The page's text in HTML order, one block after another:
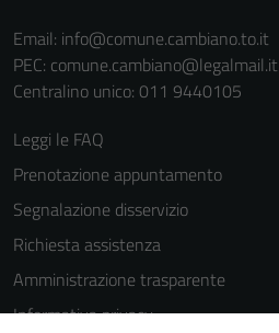
Email: info@comune.cambiano.to.it
PEC: comune.cambiano@legalmail.it
Centralino unico: 011 9440105
Leggi le FAQ
Prenotazione appuntamento
Segnalazione disservizio
Richiesta assistenza
Amministrazione trasparente
Informativa privacy